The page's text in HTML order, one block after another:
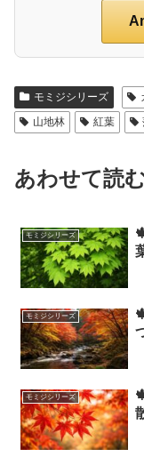
モミジシリーズ
山地林
紅葉
あわせて読
モミジシリーズ
モミジシリーズ
モミジシリーズ